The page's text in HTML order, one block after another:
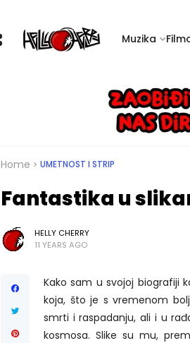
Muzika
Home UMETNOST I STRIP
Fantastika u
HELLY CHERRY
11 YEARS AGO
Kako sam u svojoj biografiji
koja, što je s vremenom
smrti i raspadanju, ali i u
kosmosa. Slike su mu,